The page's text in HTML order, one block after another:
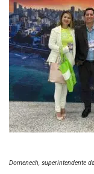
Domenech, superintendente